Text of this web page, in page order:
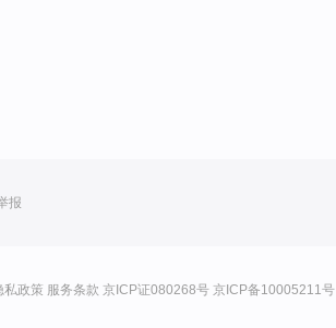
报
私政策 服务条款 京ICP证080268号 京ICP备10005211号